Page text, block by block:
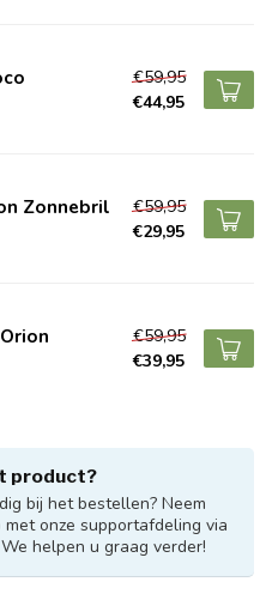
€59,95
€44,95
Zonnebril
€59,95
€29,95
€59,95
€39,95
product?
bij het bestellen? Neem
onze supportafdeling via
helpen u graag verder!